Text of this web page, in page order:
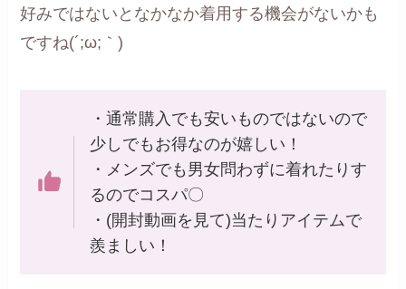
好みではないとなかなか着用する機会がないかも
ですね(´;ω;｀)
・通常購入でも安いものではないので
少しでもお得なのが嬉しい！
・メンズでも男女問わずに着れたりす
るのでコスパ〇
・(開封動画を見て)当たりアイテムで
羨ましい！